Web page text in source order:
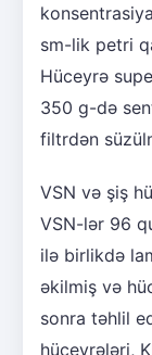
sm-lik petri
Hüceyrə
350 g-də
filtrdən
VSN və şiş
VSN-lər 96
ilə birlikdə
əkilmiş və
sonra təhlil
hüceyrələri,